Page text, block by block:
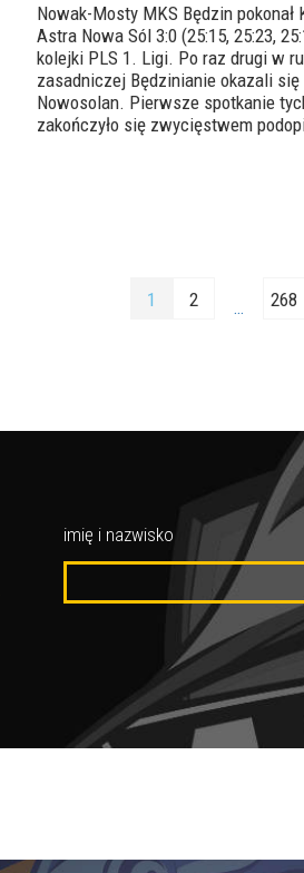
Nowak-Mosty MKS Będzin pokonał
Astra Nowa Sól 3:0 (25:15, 25:23,
kolejki PLS 1. Ligi. Po raz drugi w
zasadniczej Będzinianie okazali
Nowosolan. Pierwsze spotkanie
zakończyło się zwycięstwem
1 2 … 268
imię i nazwisko